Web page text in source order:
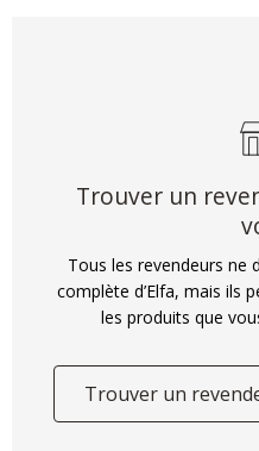
Trouver un
Tous les revendeurs ne
complète d’Elfa, mais ils
les produits que
Trouver un